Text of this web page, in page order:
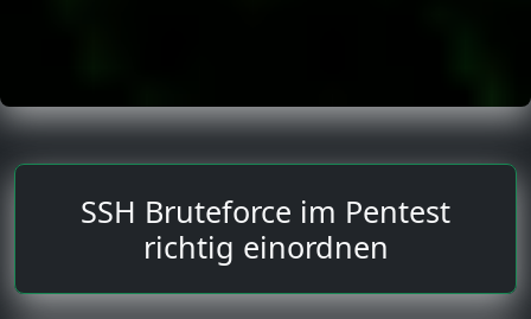
SSH Bruteforce im Pentest
richtig einordnen